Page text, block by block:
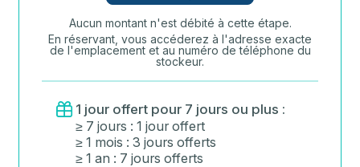
Aucun montant n'est débité à cette étape.
En réservant, vous accéderez à l'adresse exacte
de l'emplacement et au numéro de téléphone du
stockeur.
1 jour offert pour 7 jours ou plus :
≥ 7 jours : 1 jour offert
≥ 1 mois : 3 jours offerts
≥ 1 an : 7 jours offerts